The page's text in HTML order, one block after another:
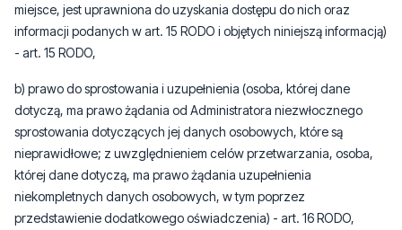
miejsce, jest uprawniona do uzyskania dostępu do nich oraz
informacji podanych w art. 15 RODO i objętych niniejszą informacją)
- art. 15 RODO,
b) prawo do sprostowania i uzupełnienia (osoba, której dane
dotyczą, ma prawo żądania od Administratora niezwłocznego
sprostowania dotyczących jej danych osobowych, które są
nieprawidłowe; z uwzględnieniem celów przetwarzania, osoba,
której dane dotyczą, ma prawo żądania uzupełnienia
niekompletnych danych osobowych, w tym poprzez
przedstawienie dodatkowego oświadczenia) - art. 16 RODO,